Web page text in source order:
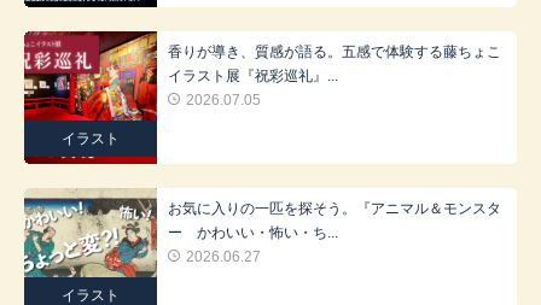
イラスト
香りが導き、質感が語る。五感で体験する藤ちょこ
イラスト展『祝彩巡礼』...
2026.07.05
イラスト
お気に入りの一匹を探そう。『アニマル＆モンスタ
ー かわいい・怖い・ち...
2026.06.27